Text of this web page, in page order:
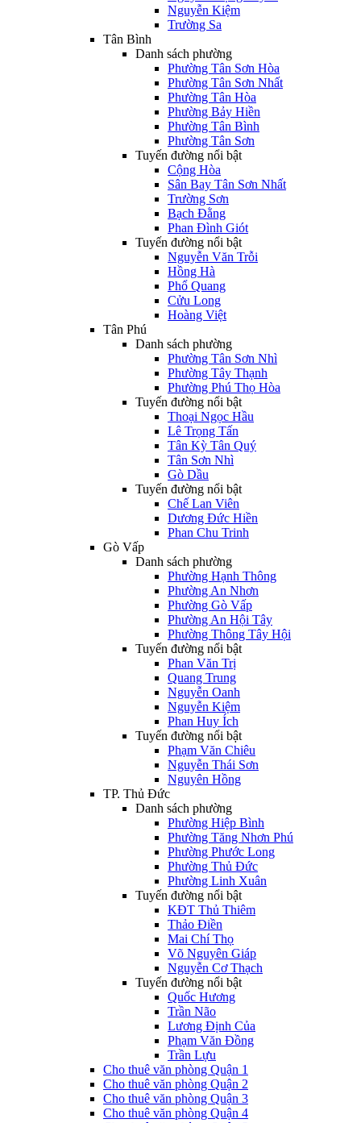
Nguyễn Kiệm
Trường Sa
Tân Bình
Danh sách phường
Phường Tân Sơn Hòa
Phường Tân Sơn Nhất
Phường Tân Hòa
Phường Bảy Hiền
Phường Tân Bình
Phường Tân Sơn
Tuyến đường nổi bật
Cộng Hòa
Sân Bay Tân Sơn Nhất
Trường Sơn
Bạch Đằng
Phan Đình Giót
Tuyến đường nổi bật
Nguyễn Văn Trỗi
Hồng Hà
Phổ Quang
Cửu Long
Hoàng Việt
Tân Phú
Danh sách phường
Phường Tân Sơn Nhì
Phường Tây Thạnh
Phường Phú Thọ Hòa
Tuyến đường nổi bật
Thoại Ngọc Hầu
Lê Trọng Tấn
Tân Kỳ Tân Quý
Tân Sơn Nhì
Gò Dầu
Tuyến đường nổi bật
Chế Lan Viên
Dương Đức Hiền
Phan Chu Trinh
Gò Vấp
Danh sách phường
Phường Hạnh Thông
Phường An Nhơn
Phường Gò Vấp
Phường An Hội Tây
Phường Thông Tây Hội
Tuyến đường nổi bật
Phan Văn Trị
Quang Trung
Nguyễn Oanh
Nguyễn Kiệm
Phan Huy Ích
Tuyến đường nổi bật
Phạm Văn Chiêu
Nguyễn Thái Sơn
Nguyên Hồng
TP. Thủ Đức
Danh sách phường
Phường Hiệp Bình
Phường Tăng Nhơn Phú
Phường Phước Long
Phường Thủ Đức
Phường Linh Xuân
Tuyến đường nổi bật
KĐT Thủ Thiêm
Thảo Điền
Mai Chí Thọ
Võ Nguyên Giáp
Nguyễn Cơ Thạch
Tuyến đường nổi bật
Quốc Hương
Trần Não
Lương Định Của
Phạm Văn Đồng
Trần Lựu
Cho thuê văn phòng Quận 1
Cho thuê văn phòng Quận 2
Cho thuê văn phòng Quận 3
Cho thuê văn phòng Quận 4